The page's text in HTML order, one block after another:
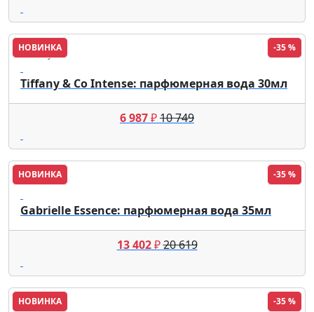
НОВИНКА -35 %
Tiffany
Tiffany & Co Intense: парфюмерная вода 30мл
6 987₽10 749
НОВИНКА -35 %
Chanel
Gabrielle Essence: парфюмерная вода 35мл
13 402₽20 619
НОВИНКА -35 %
Gucci